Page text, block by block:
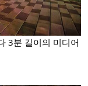
3분 길이의 미디어